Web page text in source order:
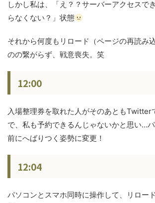
しかし私は、「え？？サーバーアクセスで
らなくない？」状態
それから何度もリロード（ページの再読み
のの繋がらず、戦意喪失。笑
12:00
入場整理券を取れた人がそのあともTwitter
で、私も予約できるんじゃないかと思い…
前にへばりつく姿勢に変更！
12:04
パソコンとスマホ同時に操作して、リロー